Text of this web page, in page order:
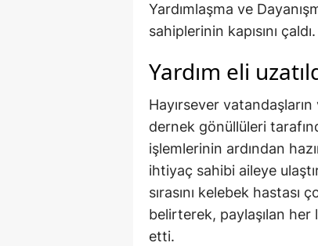
Yardımlaşma ve
sahiplerinin kapısını çaldı.
Yardım eli
Hayırsever
dernek gönüllüleri
işlemlerinin ardından
ihtiyaç sahibi aileye
sırasını kelebek
belirterek, paylaşılan her
etti.